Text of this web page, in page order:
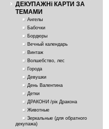
ДЕКУПАЖНі КАРТИ ЗА
ТЕМАМИ
Ангелы
Бабочки
Бордюры
Вечный календарь
Винтаж
Волшебство, лес
Города
Девушки
День Валентина
Детки
ДРАКОНИ /рік Дракона
Животные
Зеркальные (для обратного
декупажа)